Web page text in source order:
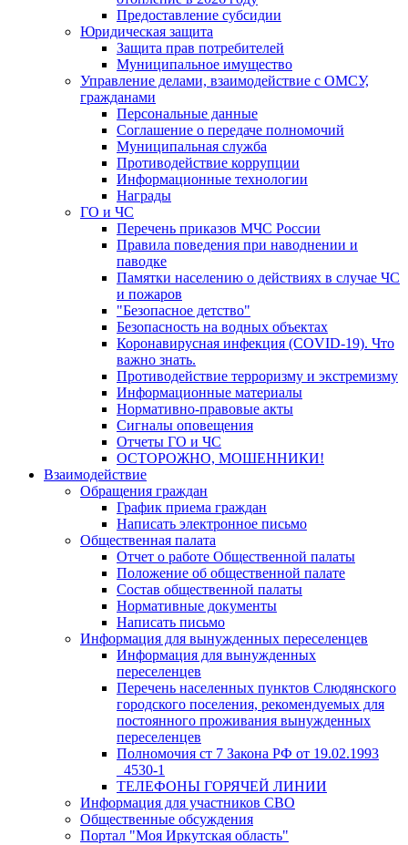
Предоставление субсидии
Юридическая защита
Защита прав потребителей
Муниципальное имущество
Управление делами, взаимодействие с ОМСУ,
гражданами
Персональные данные
Соглашение о передаче полномочий
Муниципальная служба
Противодействие коррупции
Информационные технологии
Награды
ГО и ЧС
Перечень приказов МЧС России
Правила поведения при наводнении и
паводке
Памятки населению о действиях в случае ЧС
и пожаров
"Безопасное детство"
Безопасность на водных объектах
Коронавирусная инфекция (COVID-19). Что
важно знать.
Противодействие терроризму и экстремизму
Информационные материалы
Нормативно-правовые акты
Сигналы оповещения
Отчеты ГО и ЧС
ОСТОРОЖНО, МОШЕННИКИ!
Взаимодействие
Обращения граждан
График приема граждан
Написать электронное письмо
Общественная палата
Отчет о работе Общественной палаты
Положение об общественной палате
Состав общественной палаты
Нормативные документы
Написать письмо
Информация для вынужденных переселенцев
Информация для вынужденных
переселенцев
Перечень населенных пунктов Слюдянского
городского поселения, рекомендуемых для
постоянного проживания вынужденных
переселенцев
Полномочия ст 7 Закона РФ от 19.02.1993
_4530-1
ТЕЛЕФОНЫ ГОРЯЧЕЙ ЛИНИИ
Информация для участников СВО
Общественные обсуждения
Портал "Моя Иркутская область"